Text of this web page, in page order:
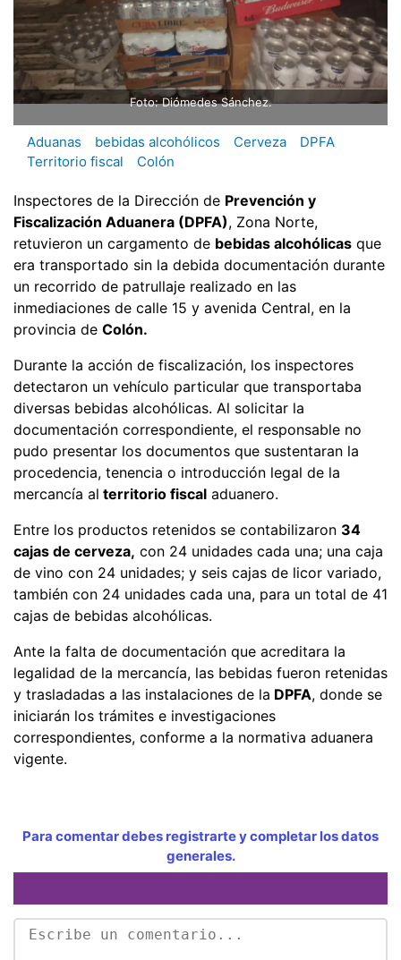
Foto: Diómedes Sánchez.
Aduanas bebidas alcohólicos Cerveza
DPFA
Territorio fiscal
Colón
Inspectores de la Dirección de Prevención y
Fiscalización Aduanera (DPFA), Zona Norte,
retuvieron un cargamento de bebidas alcohólicas que
era transportado sin la debida documentación durante
un recorrido de patrullaje realizado en las
inmediaciones de calle 15 y avenida Central, en la
provincia de Colón.
Durante la acción de fiscalización, los inspectores
detectaron un vehículo particular que transportaba
diversas bebidas alcohólicas. Al solicitar la
documentación correspondiente, el responsable no
pudo presentar los documentos que sustentaran la
procedencia, tenencia o introducción legal de la
mercancía al territorio fiscal aduanero.
Entre los productos retenidos se contabilizaron 34
cajas de cerveza, con 24 unidades cada una; una caja
de vino con 24 unidades; y seis cajas de licor variado,
también con 24 unidades cada una, para un total de 41
cajas de bebidas alcohólicas.
Ante la falta de documentación que acreditara la
legalidad de la mercancía, las bebidas fueron retenidas
y trasladadas a las instalaciones de la DPFA, donde se
iniciarán los trámites e investigaciones
correspondientes, conforme a la normativa aduanera
vigente.
Para comentar debes registrarte y completar los datos
generales.